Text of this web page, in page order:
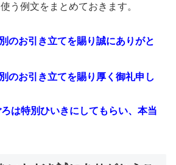
う例文をまとめておきます。
のお引き立てを賜り誠にありがと
のお引き立てを賜り厚く御礼申し
は特別ひいきにしてもらい、本当